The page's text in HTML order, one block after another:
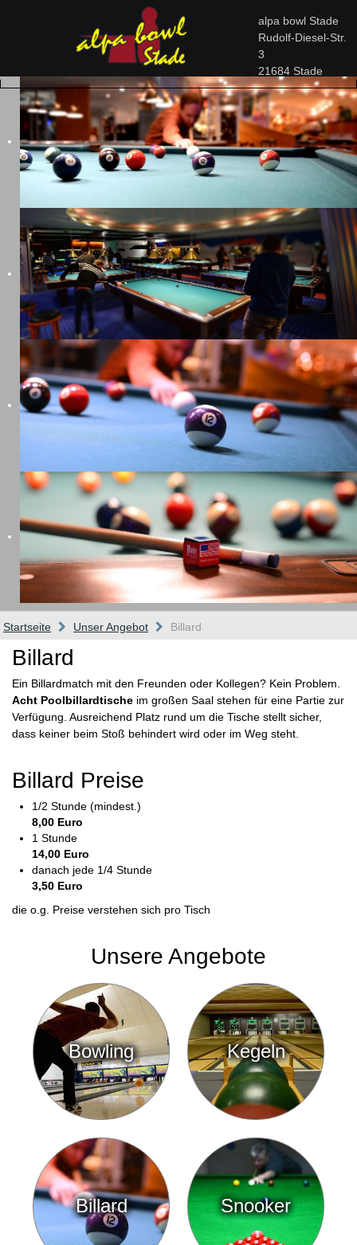
alpa bowl Stade
Rudolf-Diesel-Str.
3
21684 Stade
Startseite Unser Angebot Billard
Billard
Ein Billardmatch mit den Freunden oder Kollegen? Kein Problem.
Acht Poolbillardtische im großen Saal stehen für eine Partie zur
Verfügung. Ausreichend Platz rund um die Tische stellt sicher,
dass keiner beim Stoß behindert wird oder im Weg steht.
Billard Preise
1/2 Stunde (mindest.)
8,00 Euro
1 Stunde
14,00 Euro
danach jede 1/4 Stunde
3,50 Euro
die o.g. Preise verstehen sich pro Tisch
Unsere Angebote
Bowling Kegeln
Billard Snooker